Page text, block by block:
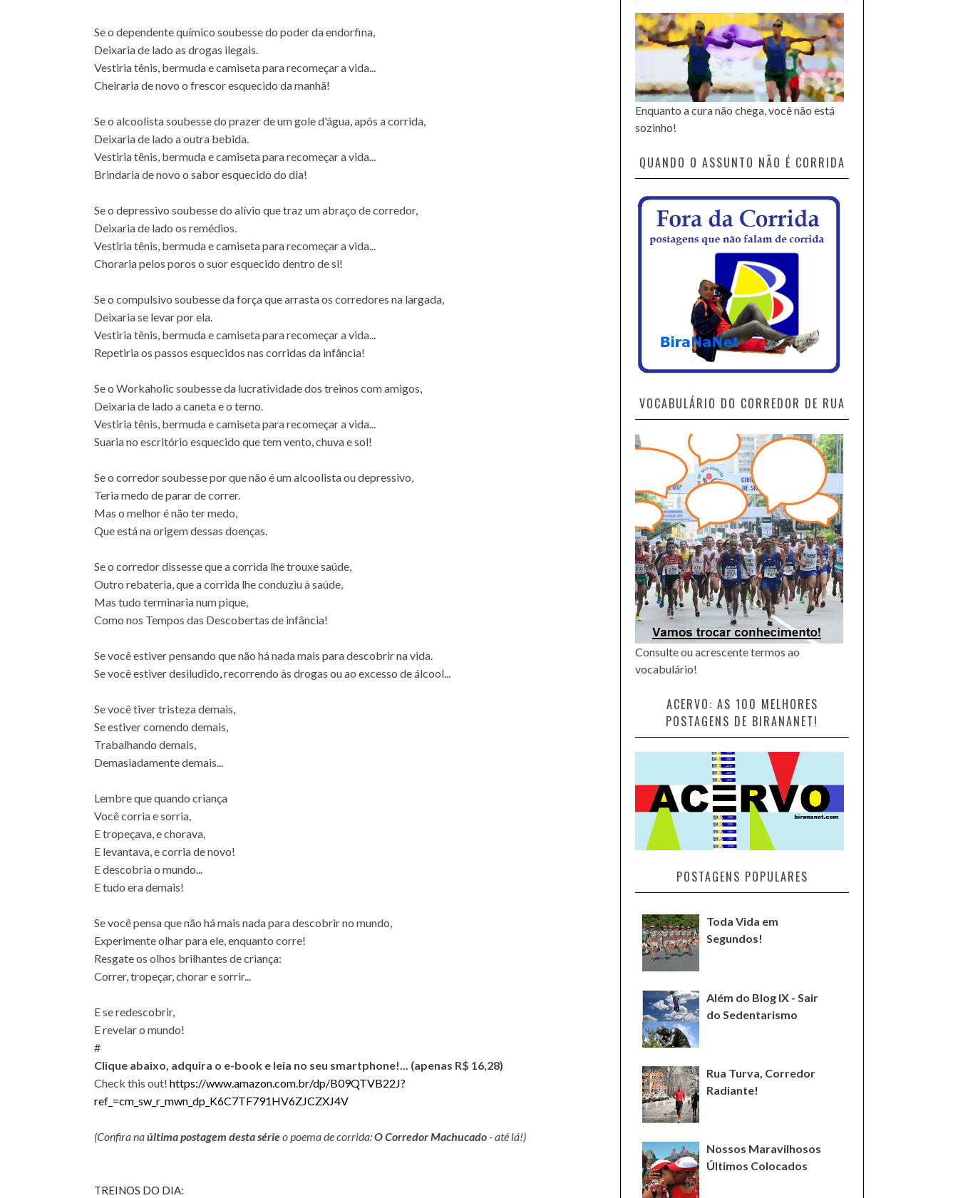
Se o dependente químico soubesse do poder da endorfina,
Deixaria de lado as drogas ilegais.
Vestiria tênis, bermuda e camiseta para recomeçar a vida...
Cheiraria de novo o frescor esquecido da manhã!
Se o alcoolista soubesse do prazer de um gole d'água, após a corrida,
Deixaria de lado a outra bebida.
Vestiria tênis, bermuda e camiseta para recomeçar a vida...
Brindaria de novo o sabor esquecido do dia!
Se o depressivo soubesse do alívio que traz um abraço de corredor,
Deixaria de lado os remédios.
Vestiria tênis, bermuda e camiseta para recomeçar a vida...
Choraria pelos poros o suor esquecido dentro de si!
Se o compulsivo soubesse da força que arrasta os corredores na largada,
Deixaria se levar por ela.
Vestiria tênis, bermuda e camiseta para recomeçar a vida...
Repetiria os passos esquecidos nas corridas da infância!
Se o Workaholic soubesse da lucratividade dos treinos com amigos,
Deixaria de lado a caneta e o terno.
Vestiria tênis, bermuda e camiseta para recomeçar a vida...
Suaria no escritório esquecido que tem vento, chuva e sol!
Se o corredor soubesse por que não é um alcoolista ou depressivo,
Teria medo de parar de correr.
Mas o melhor é não ter medo,
Que está na origem dessas doenças.
Se o corredor dissesse que a corrida lhe trouxe saúde,
Outro rebateria, que a corrida lhe conduziu à saúde,
Mas tudo terminaria num pique,
Como nos Tempos das Descobertas de infância!
Se você estiver pensando que não há nada mais para descobrir na vida.
Se você estiver desiludido, recorrendo às drogas ou ao excesso de álcool...
Se você tiver tristeza demais,
Se estiver comendo demais,
Trabalhando demais,
Demasiadamente demais...
Lembre que quando criança
Você corria e sorria,
E tropeçava, e chorava,
E levantava, e corria de novo!
E descobria o mundo...
E tudo era demais!
Se você pensa que não há mais nada para descobrir no mundo,
Experimente olhar para ele, enquanto corre!
Resgate os olhos brilhantes de criança:
Correr, tropeçar, chorar e sorrir...
E se redescobrir,
E revelar o mundo!
#
Clique abaixo, adquira o e-book e leia no seu smartphone!... (apenas R$ 16,28)
Check this out! https://www.amazon.com.br/dp/B09QTVB22J?
ref_=cm_sw_r_mwn_dp_K6C7TF791HV6ZJCZXJ4V
(Confira naúltima postagem desta sérieo poema de corrida:O Corredor Machucado- até lá!)
TREINOS DO DIA:
Enquanto a cura não chega, você não está
sozinho!
QUANDO O ASSUNTO NÃO É CORRIDA
VOCABULÁRIO DO CORREDOR DE RUA
Consulte ou acrescente termos ao
vocabulário!
ACERVO: AS 100 MELHORES
POSTAGENS DE BIRANANET!
POSTAGENS POPULARES
Toda Vida em
Segundos!
Além do Blog IX - Sair
do Sedentarismo
Rua Turva, Corredor
Radiante!
Nossos Maravilhosos
Últimos Colocados